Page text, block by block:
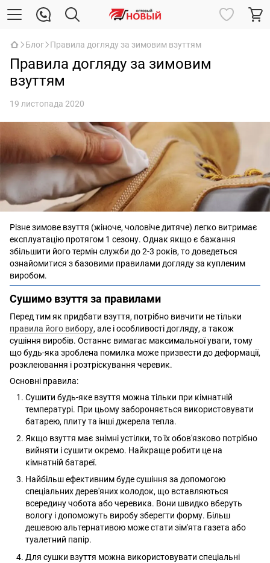
Блог Правила догляду за зимовим взуттям
Правила догляду за зимовим
взуттям
19 листопада 2020
Різне зимове взуття (жіноче, чоловіче дитяче) легко витримає
експлуатацію протягом 1 сезону. Однак якщо є бажання
збільшити його термін служби до 2-3 років, то доведеться
ознайомитися з базовими правилами догляду за купленим
виробом.
Сушимо взуття за правилами
Перед тим як придбати взуття, потрібно вивчити не тільки
правила його вибору, але і особливості догляду, а також
сушіння виробів. Останнє вимагає максимальної уваги, тому
що будь-яка зроблена помилка може призвести до деформації,
розклеювання і розтріскування черевик.
Основні правила:
Сушити будь-яке взуття можна тільки при кімнатній
температурі. При цьому забороняється використовувати
батарею, плиту та інші джерела тепла.
Якщо взуття має знімні устілки, то їх обов'язково потрібно
вийняти і сушити окремо. Найкраще робити це на
кімнатній батареї.
Найбільш ефективним буде сушіння за допомогою
спеціальних дерев'яних колодок, що вставляються
всередину чобота або черевика. Вони швидко вберуть
вологу і допоможуть виробу зберегти форму. Більш
дешевою альтернативою може стати зім'ята газета або
туалетний папір.
Для сушки взуття можна використовувати спеціальні